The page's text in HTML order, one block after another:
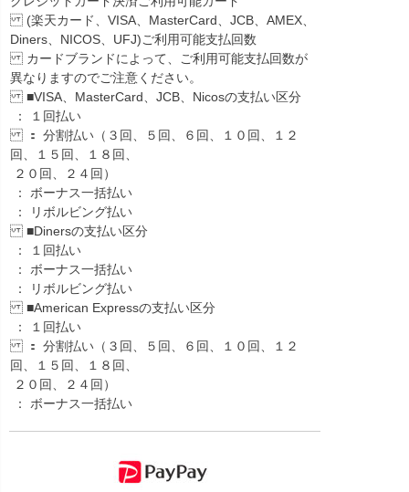
(楽天カード、VISA、MasterCard、JCB、AMEX、
Diners、NICOS、UFJ)ご利用可能支払回数
カードブランドによって、ご利用可能支払回数が
異なりますのでご注意ください。
■VISA、MasterCard、JCB、Nicosの支払い区分
： １回払い
： 分割払い（３回、５回、６回、１０回、１２
回、１５回、１８回、
２０回、２４回）
： ボーナス一括払い
： リボルビング払い
■Dinersの支払い区分
： １回払い
： ボーナス一括払い
： リボルビング払い
■American Expressの支払い区分
： １回払い
： 分割払い（３回、５回、６回、１０回、１２
回、１５回、１８回、
２０回、２４回）
： ボーナス一括払い